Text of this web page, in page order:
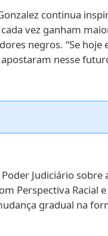
continua
vez ganham
negros. “Se
nesse
Judiciário
Perspectiva Racial
gradual na